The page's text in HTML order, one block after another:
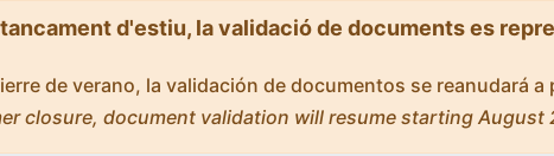
d'estiu, la validació de documents es
de verano, la validación de documentos se reanudará
closure, document validation will resume starting August